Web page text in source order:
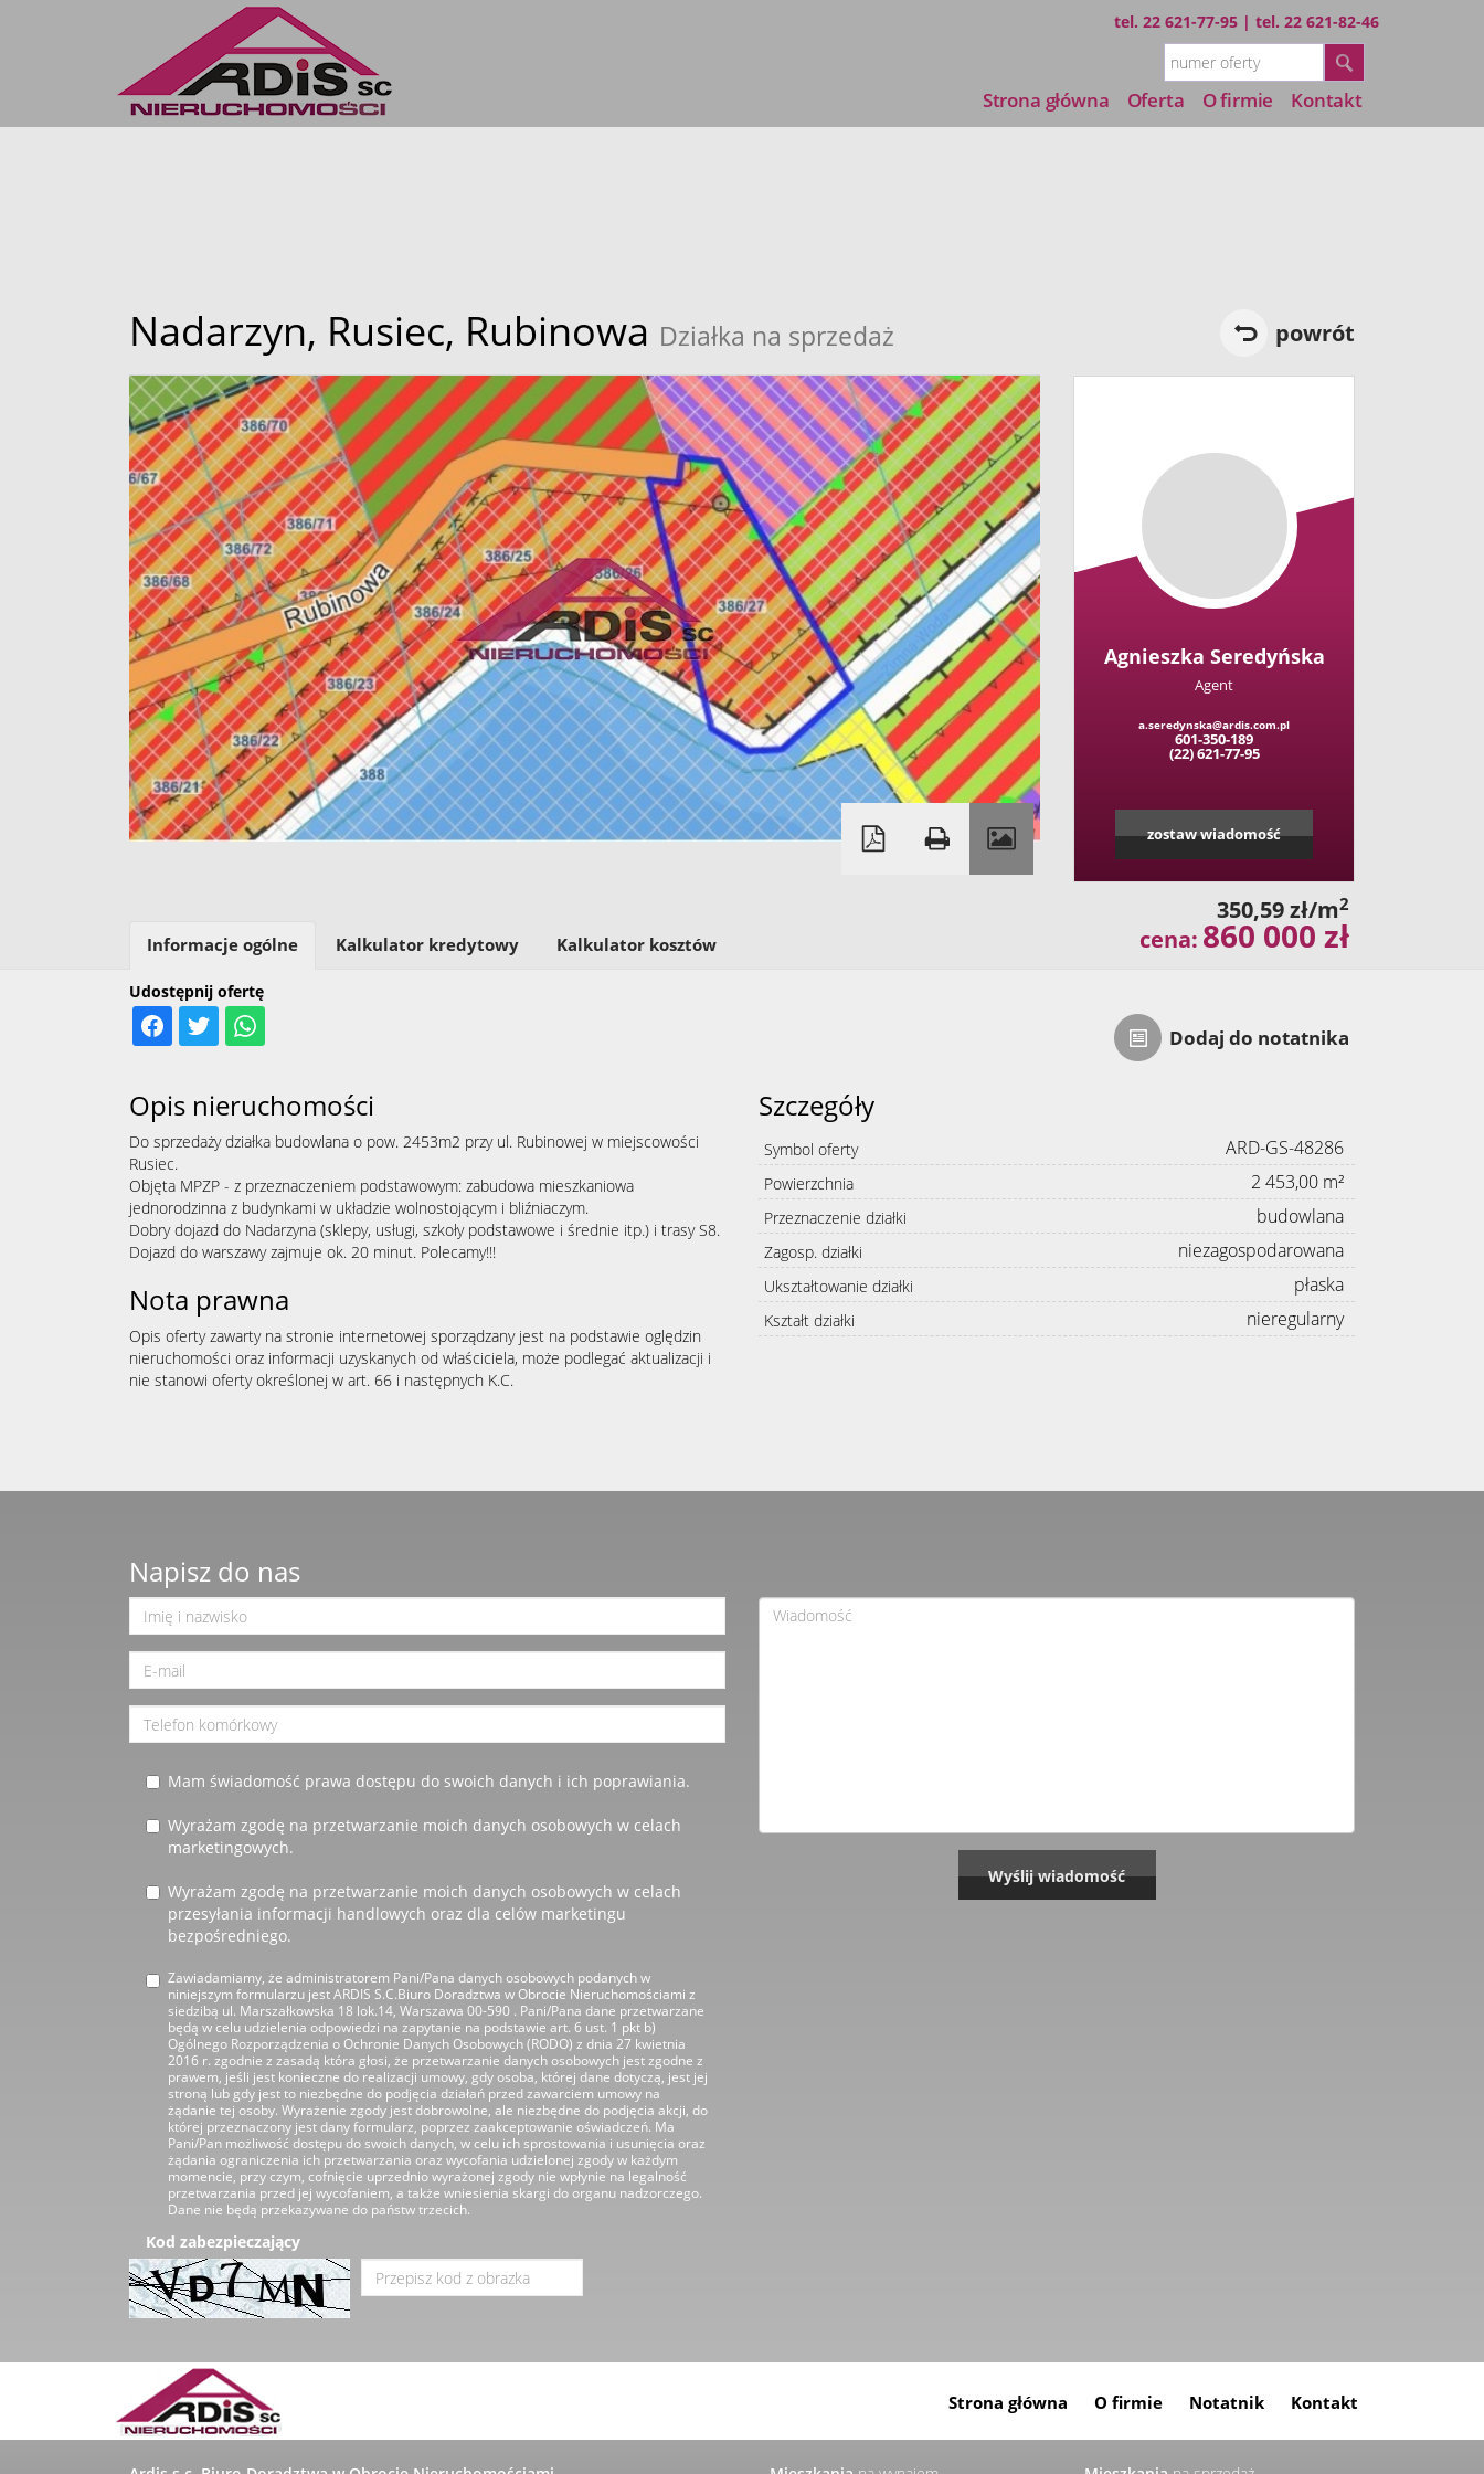
tel. 22 621-77-95 | tel. 22 621-82-46
Strona główna Oferta O firmie Kontakt
Nadarzyn, Rusiec, Rubinowa Działka na sprzedaż powrót
Agnieszka Seredyńska
Agent
a.seredynska@ardis.com.pl
601-350-189
(22) 621-77-95
zostaw wiadomość
350,59 zł/m2
cena: 860 000 zł
Dodaj do notatnika
Udostępnij ofertę
Informacje ogólne Kalkulator kredytowy Kalkulator kosztów
Opis nieruchomości
Do sprzedaży działka budowlana o pow. 2453m2 przy ul. Rubinowej w miejscowości
Rusiec.
Objęta MPZP - z przeznaczeniem podstawowym: zabudowa mieszkaniowa
jednorodzinna z budynkami w układzie wolnostojącym i bliźniaczym.
Dobry dojazd do Nadarzyna (sklepy, usługi, szkoły podstawowe i średnie itp.) i trasy S8.
Dojazd do warszawy zajmuje ok. 20 minut. Polecamy!!!
Nota prawna
Opis oferty zawarty na stronie internetowej sporządzany jest na podstawie oględzin
nieruchomości oraz informacji uzyskanych od właściciela, może podlegać aktualizacji i
nie stanowi oferty określonej w art. 66 i następnych K.C.
Szczegóły
Symbol oferty ARD-GS-48286
Powierzchnia 2 453,00 m²
Przeznaczenie działki budowlana
Zagosp. działki niezagospodarowana
Ukształtowanie działki płaska
Kształt działki nieregularny
Napisz do nas
Mam świadomość prawa dostępu do swoich danych i ich poprawiania.
Wyrażam zgodę na przetwarzanie moich danych osobowych w celach
marketingowych.
Wyrażam zgodę na przetwarzanie moich danych osobowych w celach
przesyłania informacji handlowych oraz dla celów marketingu
bezpośredniego.
Zawiadamiamy, że administratorem Pani/Pana danych osobowych podanych w
niniejszym formularzu jest ARDIS S.C.Biuro Doradztwa w Obrocie Nieruchomościami z
siedzibą ul. Marszałkowska 18 lok.14, Warszawa 00-590 . Pani/Pana dane przetwarzane
będą w celu udzielenia odpowiedzi na zapytanie na podstawie art. 6 ust. 1 pkt b)
Ogólnego Rozporządzenia o Ochronie Danych Osobowych (RODO) z dnia 27 kwietnia
2016 r. zgodnie z zasadą która głosi, że przetwarzanie danych osobowych jest zgodne z
prawem, jeśli jest konieczne do realizacji umowy, gdy osoba, której dane dotyczą, jest jej
stroną lub gdy jest to niezbędne do podjęcia działań przed zawarciem umowy na
żądanie tej osoby. Wyrażenie zgody jest dobrowolne, ale niezbędne do podjęcia akcji, do
której przeznaczony jest dany formularz, poprzez zaakceptowanie oświadczeń. Ma
Pani/Pan możliwość dostępu do swoich danych, w celu ich sprostowania i usunięcia oraz
żądania ograniczenia ich przetwarzania oraz wycofania udzielonej zgody w każdym
momencie, przy czym, cofnięcie uprzednio wyrażonej zgody nie wpłynie na legalność
przetwarzania przed jej wycofaniem, a także wniesienia skargi do organu nadzorczego.
Dane nie będą przekazywane do państw trzecich.
Kod zabezpieczający
Strona główna O firmie Notatnik Kontakt